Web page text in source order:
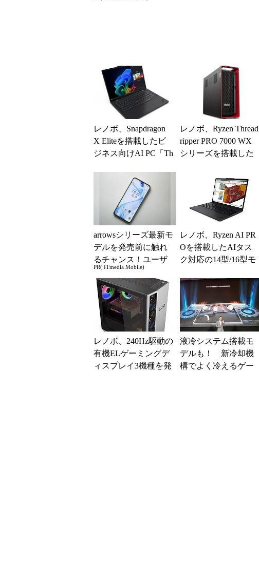
の一押しモデル
レノボ、Snapdragon
X Eliteを搭載したビ
ジネス向けAI PC「Th
レノボ、Ryzen Thread
ripper PRO 7000 WX
シリーズを搭載した
arrowsシリーズ最新モ
デルを発売前に触れ
るチャンス！ユーザ
ー座談会開催
PR( ITmedia Mobile)
レノボ、Ryzen AI PR
Oを搭載したAIタス
ク対応の14型/16型モ
ション
レノボ、240Hz駆動の
有機ELゲーミングデ
ィスプレイ3機種を発
液冷システム搭載モ
デルも！ 新冷却機
構でよく冷えるゲー